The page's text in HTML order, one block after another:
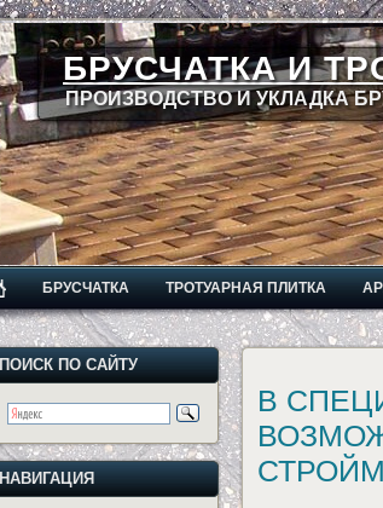
БРУСЧАТКА И
ПРОИЗВОДСТВО И УКЛАДКА
БРУСЧАТКА ТРОТУАРНАЯ ПЛИТКА
ПОИСК ПО САЙТУ
НАВИГАЦИЯ
В